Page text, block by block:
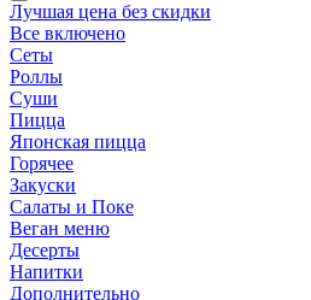
Лучшая цена без скидки
Все включено
Сеты
Роллы
Суши
Пицца
Японская пицца
Горячее
Закуски
Салаты и Поке
Веган меню
Десерты
Напитки
Дополнительно